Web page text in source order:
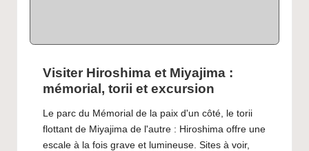
Visiter Hiroshima et Miyajima :
mémorial, torii et excursion
Le parc du Mémorial de la paix d'un côté, le torii
flottant de Miyajima de l'autre : Hiroshima offre une
escale à la fois grave et lumineuse. Sites à voir,